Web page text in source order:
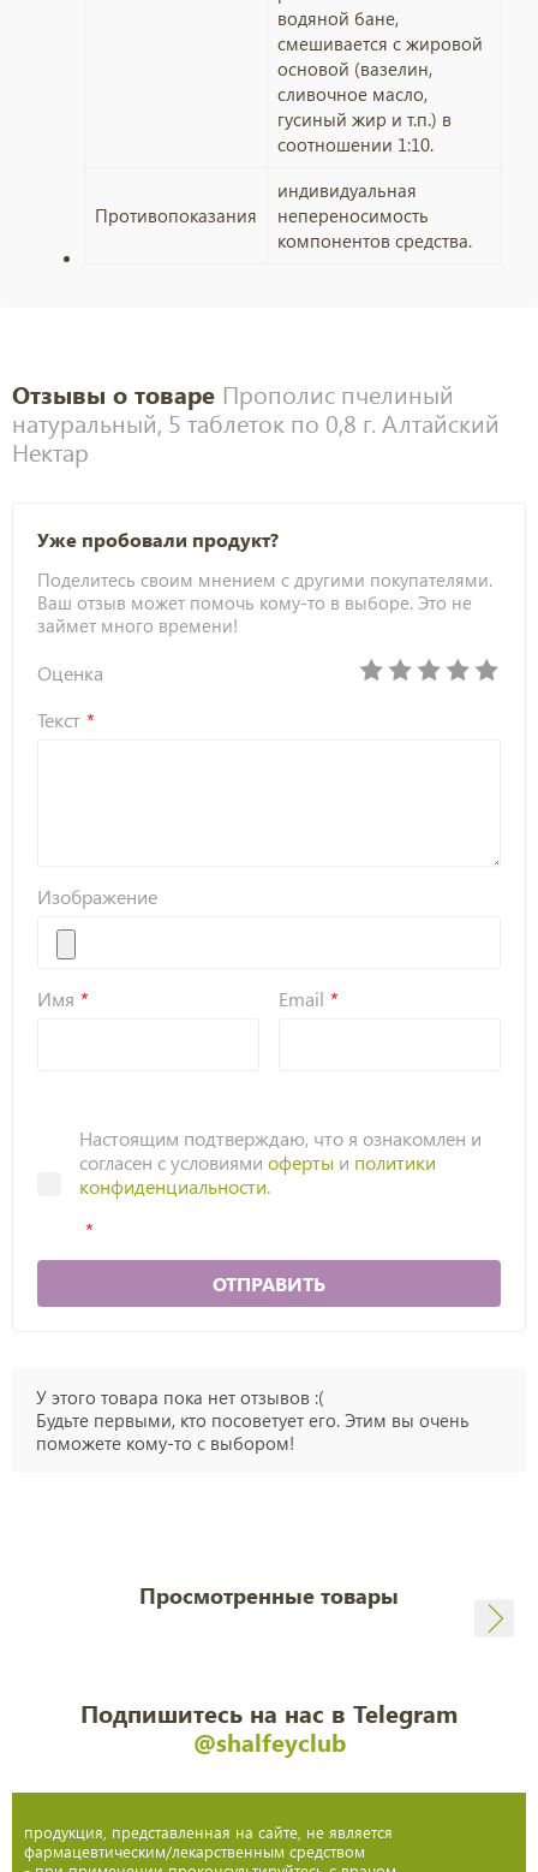
водяной бане,
смешивается с жировой
основой (вазелин,
сливочное масло,
гусиный жир и т.п.) в
соотношении 1:10.
Противопоказания
индивидуальная
непереносимость
компонентов средства.
Отзывы о товаре Прополис пчелиный
натуральный, 5 таблеток по 0,8 г. Алтайский
Нектар
Уже пробовали продукт?
Поделитесь своим мнением с другими покупателями.
Ваш отзыв может помочь кому-то в выборе. Это не
займет много времени!
Оценка
Текст
Изображение
Имя Email
Настоящим подтверждаю, что я ознакомлен и
согласен с условиями оферты и политики
конфиденциальности.
ОТПРАВИТЬ
У этого товара пока нет отзывов :(
Будьте первыми, кто посоветует его. Этим вы очень
поможете кому-то с выбором!
Просмотренные товары
Подпишитесь на нас в Telegram
@shalfeyclub
продукция, представленная на сайте, не является
фармацевтическим/лекарственным средством